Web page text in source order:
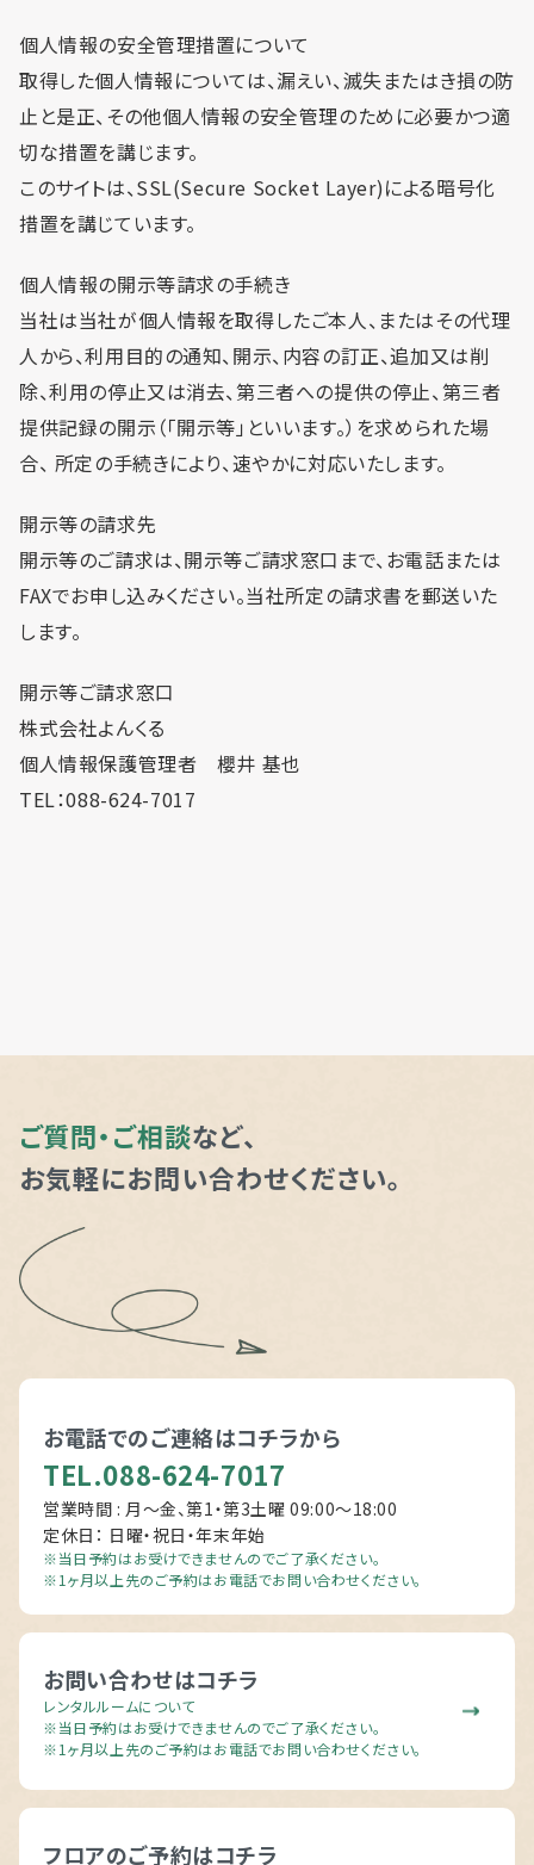
個人情報の安全管理措置について
取得した個人情報については、漏えい、滅失またはき損の防
止と是正、その他個人情報の安全管理のために必要かつ適
切な措置を講じます。
このサイトは、SSL(Secure Socket Layer)による暗号化
措置を講じています。
個人情報の開示等請求の手続き
当社は当社が個人情報を取得したご本人、またはその代理
人から、利用目的の通知、開示、内容の訂正、追加又は削
除、利用の停止又は消去、第三者への提供の停止、第三者
提供記録の開示（「開示等」といいます。）を求められた場
合、 所定の手続きにより、速やかに対応いたします。
開示等の請求先
開示等のご請求は、開示等ご請求窓口まで、お電話または
FAXでお申し込みください。当社所定の請求書を郵送いた
します。
開示等ご請求窓口
株式会社よんくる
個人情報保護管理者 櫻井 基也
TEL：088-624-7017
ご質問・ご相談など、
お気軽にお問い合わせください。
お電話でのご連絡はコチラから
TEL.088-624-7017
営業時間 : 月～金、第1・第3土曜 09:00〜18:00
定休日： 日曜・祝日・年末年始
※当日予約はお受けできませんのでご了承ください。
※1ヶ月以上先のご予約はお電話でお問い合わせください。
お問い合わせはコチラ
レンタルルームについて
※当日予約はお受けできませんのでご了承ください。
※1ヶ月以上先のご予約はお電話でお問い合わせください。
フロアのご予約はコチラ